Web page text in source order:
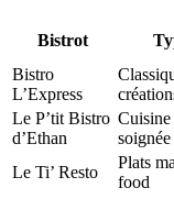
Bistrot
Bistro
L’Express
Le P’tit Bistro
d’Ethan
soignée
Le Ti’ Resto
Plats
food